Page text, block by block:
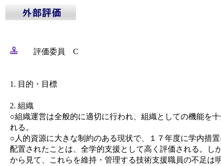
評価委員 C
1. 目的・目標
2. 組織
○組織運営は全般的に適切に行われ、組織としての機能を
れる。
○人的資源に大きな制約のある現状で、１７年度に学内措
配置されたことは、全学的支援として高く評価される。し
から見て、これらを維持・管理する技術支援職員の不足は